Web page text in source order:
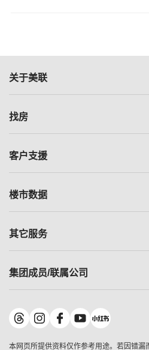
关于美联
美联集团
人才招募
找房
一手新房
减价
美联豪宅
独家楼盘
租房
客户支援
自助放盘
查询热线
按揭计算机
负担能力计算机
转按计算机
缴款方式
楼市数据
指数
历史成交
小区成交排行榜
地区百科
其它服务
小区专页
美联精英会
集团成员/联属公司
美联物业
鋑联控股*
美联工商铺*
本网页所提供资料仅作参考用途。若因错